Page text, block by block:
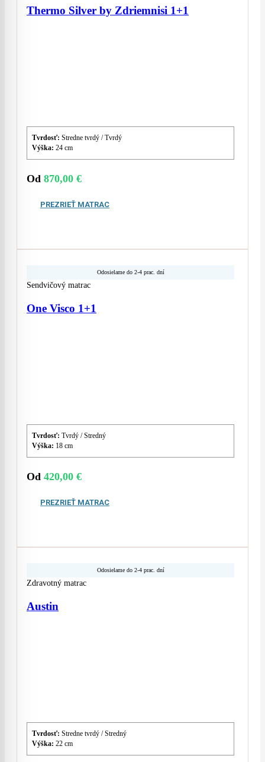
Thermo Silver by Zdriemnisi 1+1
Tvrdosť: Stredne tvrdý / Tvrdý
Výška: 24 cm
Od 870,00 €
PREZRIEŤ MATRAC
Odosielame do 2-4 prac. dní
Sendvičový matrac
One Visco 1+1
Tvrdosť: Tvrdý / Stredný
Výška: 18 cm
Od 420,00 €
PREZRIEŤ MATRAC
Odosielame do 2-4 prac. dní
Zdravotný matrac
Austin
Tvrdosť: Stredne tvrdý / Stredný
Výška: 22 cm